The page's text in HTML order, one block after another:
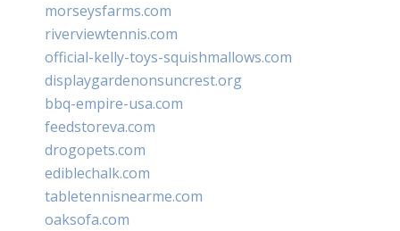
morseysfarms.com
riverviewtennis.com
official-kelly-toys-squishmallows.com
displaygardenonsuncrest.org
bbq-empire-usa.com
feedstoreva.com
drogopets.com
ediblechalk.com
tabletennisnearme.com
oaksofa.com